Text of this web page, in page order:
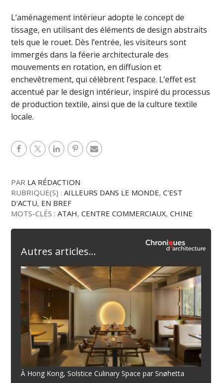
L‘aménagement intérieur adopte le concept de
tissage, en utilisant des éléments de design abstraits
tels que le rouet. Dès l’entrée, les visiteurs sont
immergés dans la féerie architecturale des
mouvements en rotation, en diffusion et
enchevêtrement, qui célèbrent l’espace. L’effet est
accentué par le design intérieur, inspiré du processus
de production textile, ainsi que de la culture textile
locale.
PAR LA RÉDACTION
RUBRIQUE(S) :AILLEURS DANS LE MONDE,C'EST
D'ACTU, EN BREF
MOTS-CLÉS :ATAH,CENTRE COMMERCIAUX,CHINE
Autres articles...
À Hong Kong, Solstice Culinary Space par Snøhetta